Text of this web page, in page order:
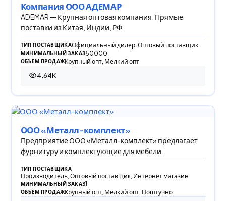
Компания ООО АДЕМАР
ADEMAR — Крупная оптовая компания. Прямые
поставки из Китая, Индии, РФ
ТИП ПОСТАВЩИКАОфициальный дилер, Оптовый поставщик
МИНИМАЛЬНЫЙ ЗАКАЗ50000
ОБЪЕМ ПРОДАЖКрупный опт, Мелкий опт
4.64K
4 642 просмотра
ООО «Металл-комплект»
Предприятие ООО «Металл-комплект» предлагает
фурнитуру и комплектующие для мебели.
ТИП ПОСТАВЩИКА
Производитель, Оптовый поставщик, Интернет магазин
МИНИМАЛЬНЫЙ ЗАКАЗ1
ОБЪЕМ ПРОДАЖКрупный опт, Мелкий опт, Поштучно